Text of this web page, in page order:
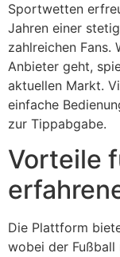
Sportwetten
Jahren einer
zahlreichen Fans.
Anbieter geht,
aktuellen Markt.
einfache
zur Tippabgabe.
Vorteile
Die Plattform
wobei der Fußball